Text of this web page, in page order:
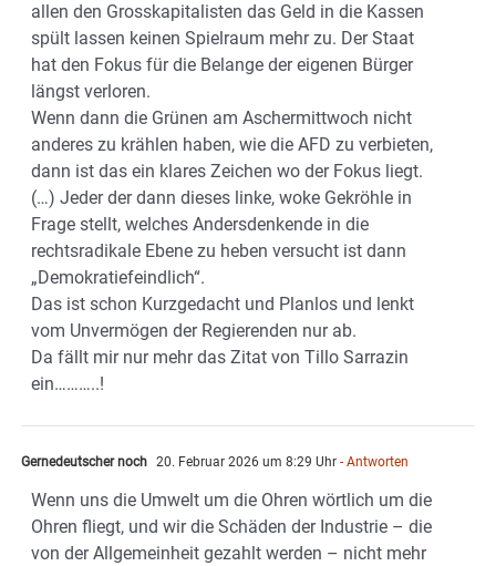
allen den Grosskapitalisten das Geld in die Kassen
spült lassen keinen Spielraum mehr zu. Der Staat
hat den Fokus für die Belange der eigenen Bürger
längst verloren.
Wenn dann die Grünen am Aschermittwoch nicht
anderes zu krählen haben, wie die AFD zu verbieten,
dann ist das ein klares Zeichen wo der Fokus liegt.
(…) Jeder der dann dieses linke, woke Gekröhle in
Frage stellt, welches Andersdenkende in die
rechtsradikale Ebene zu heben versucht ist dann
„Demokratiefeindlich“.
Das ist schon Kurzgedacht und Planlos und lenkt
vom Unvermögen der Regierenden nur ab.
Da fällt mir nur mehr das Zitat von Tillo Sarrazin
ein………..!
Gernedeutscher noch 20. Februar 2026 um 8:29 Uhr - Antworten
Wenn uns die Umwelt um die Ohren wörtlich um die
Ohren fliegt, und wir die Schäden der Industrie – die
von der Allgemeinheit gezahlt werden – nicht mehr